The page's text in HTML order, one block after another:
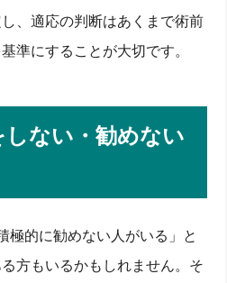
、適応の判断はあくまで術前
準にすることが大切です。
しない・勧めない
極的に勧めない人がいる」と
方もいるかもしれません。そ